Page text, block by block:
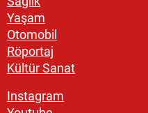
Yaşam
Otomobil
Röportaj
Kültür Sanat
Instagram